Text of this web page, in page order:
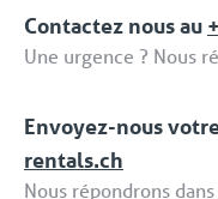
compris / Full
Contactez nous au
Une urgence ? Nous
Envoyez-nous
rentals.ch
Nous répondrons